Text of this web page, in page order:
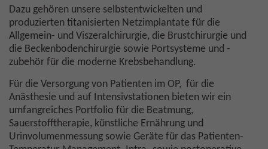
Dazu gehören unsere selbstentwickelten und
produzierten titanisierten Netzimplantate für die
Allgemein- und Viszeralchirurgie, die Brustchirurgie und
die Beckenbodenchirurgie sowie Portsysteme und -
zubehör für die moderne Krebsbehandlung.
Für die Versorgung von Patienten im OP, für die
Anästhesie und auf Intensivstationen bieten wir ein
umfangreiches Portfolio für die Beatmung,
Sauerstofftherapie, künstliche Ernährung und
Urinvolumenmessung sowie Geräte für das Patienten-